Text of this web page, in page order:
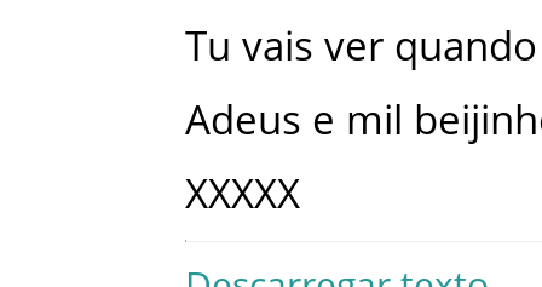
Tu vais ver quando
Adeus e mil
XXXXX